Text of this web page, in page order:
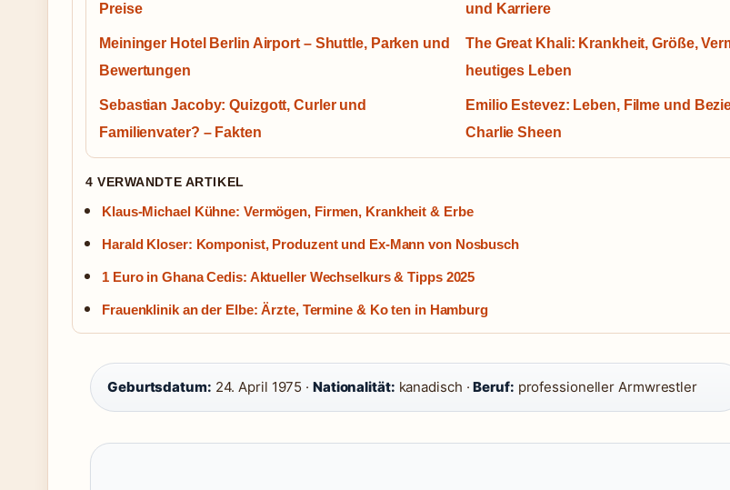
Preise
und Karriere
Meininger Hotel Berlin Airport – Shuttle, Parken und
Bewertungen
The Great Khali: Krankheit, Größe,
heutiges Leben
Sebastian Jacoby: Quizgott, Curler und
Familienvater? – Fakten
Emilio Estevez: Leben, Filme und
Charlie Sheen
4 VERWANDTE ARTIKEL
Klaus-Michael Kühne: Vermögen, Firmen, Krankheit & Erbe
Harald Kloser: Komponist, Produzent und Ex-Mann von Nosbusch
1 Euro in Ghana Cedis: Aktueller Wechselkurs & Tipps 2025
Frauenklinik an der Elbe: Ärzte, Termine & Ko ten in Hamburg
Geburtsdatum: 24. April 1975 · Nationalität: kanadisch ·Beruf: professioneller Armwrestler